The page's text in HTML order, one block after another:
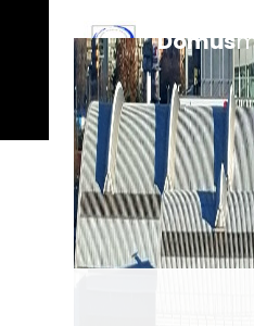
Domus
facebook
linkedin
instagram
whatsapp